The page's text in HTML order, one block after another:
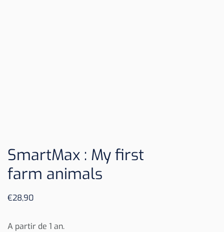
SmartMax : My first
farm animals
€28,90
A partir de 1 an.